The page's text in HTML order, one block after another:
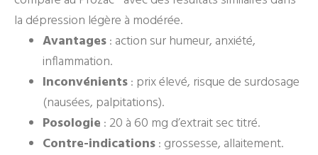
la dépression légère à modérée.
Avantages: action sur humeur, anxiété,
inflammation.
Inconvénients: prix élevé, risque de surdosage
(nausées, palpitations).
Posologie : 20 à 60 mg d’extrait sec titré.
Contre-indications: grossesse, allaitement.